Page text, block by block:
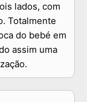
lados, com
Totalmente
do bebé em
assim uma